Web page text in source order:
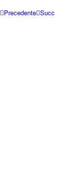
Precedente Succ